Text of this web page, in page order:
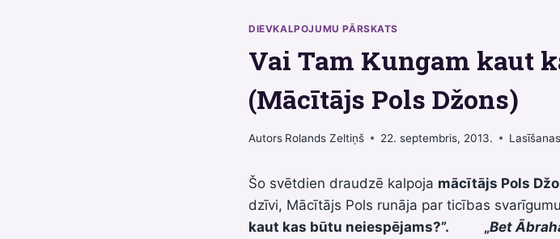
DIEVKALPOJUMU PĀRSKATS
Vai Tam Kungam kaut
(Mācītājs Pols Džons)
Autors Rolands Zeltiņš 22. septembris, 2013.
Šo svētdien draudzē kalpoja mācītājs Pols
dzīvi, Mācītājs Pols runāja par ticības
kaut kas būtu neiespējams?”.
„Bet